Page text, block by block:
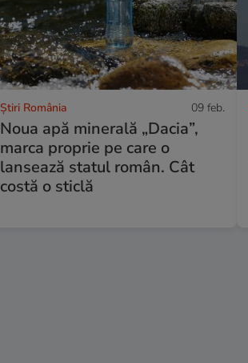
Știri România 09 feb.
Noua apă minerală „Dacia”,
marca proprie pe care o
lansează statul român. Cât
costă o sticlă